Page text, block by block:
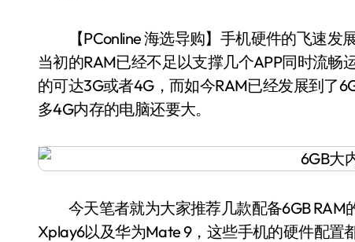
【PConline 海选导购】手机硬件的飞速发
当初的RAM已经不足以支撑几个APP同时流畅
的可达3G或者4G，而如今RAM已经发展到了
多4G内存的电脑还要大。
今天笔者就为大家推荐几款配备6GB RAM
Xplay6以及华为Mate 9，这些手机的硬件配置